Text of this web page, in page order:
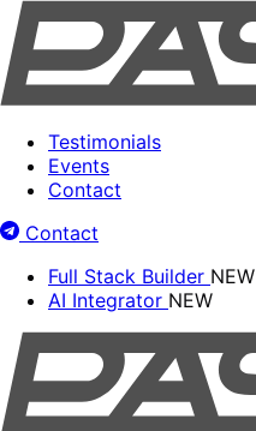
Testimonials
Events
Contact
Contact
Full Stack Builder NEW
AI Integrator NEW